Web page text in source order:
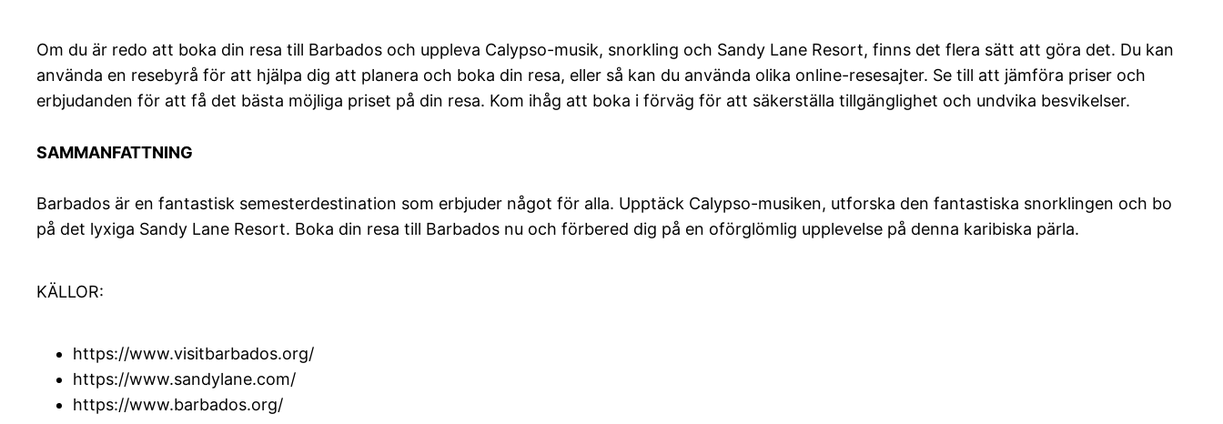
Om du är redo att boka din resa till Barbados och uppleva Calypso-musik, snorkling och Sandy Lane Resort, finns det flera sätt att göra det. Du kan
använda en resebyrå för att hjälpa dig att planera och boka din resa, eller så kan du använda olika online-resesajter. Se till att jämföra priser och
erbjudanden för att få det bästa möjliga priset på din resa. Kom ihåg att boka i förväg för att säkerställa tillgänglighet och undvika besvikelser.
SAMMANFATTNING
Barbados är en fantastisk semesterdestination som erbjuder något för alla. Upptäck Calypso-musiken, utforska den fantastiska snorklingen och bo
på det lyxiga Sandy Lane Resort. Boka din resa till Barbados nu och förbered dig på en oförglömlig upplevelse på denna karibiska pärla.
KÄLLOR:
https://www.visitbarbados.org/
https://www.sandylane.com/
https://www.barbados.org/